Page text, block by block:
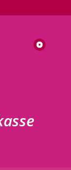
Suchen
nach: